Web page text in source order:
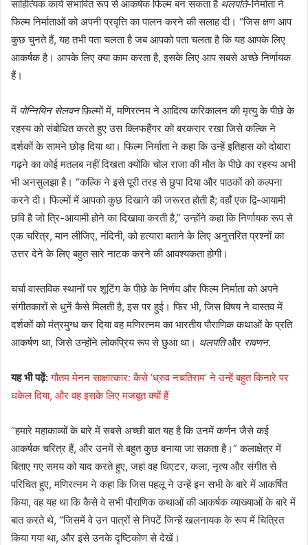
साहित्यिक कार्य संभावित रूप से आकर्षक फिल्म बन सकता है थलपति-निर्माता ने
फिल्म निर्माताओं को अपनी प्रवृत्ति का पालन करने की सलाह दी। “जिस क्षण आप
कुछ चुनते हैं, यह तभी पता चलता है जब आपको पता चलता है कि यह आपके लिए
आकर्षक है। आपके लिए क्या काम करता है, इसके लिए आप सबसे अच्छे निर्णायक
हैं।
में पोन्नियिन सेलवनफ़िल्मों में, मणिरत्नम ने आदित्य करिकालन की मृत्यु के पीछे के
रहस्य को संबोधित करते हुए उस क्लिफहैंगर को बरकरार रखा जिसे कल्कि ने
दर्शकों के सामने छोड़ दिया था। फिल्म निर्माता ने कहा कि उन्हें इतिहास को दोबारा
गढ़ने का कोई मतलब नहीं दिखता क्योंकि चोल राजा की मौत के पीछे का रहस्य अभी
भी अनसुलझा है। “कल्कि ने इसे पूरी तरह से छुपा दिया और पाठकों को कल्पना
करने दी। फिल्मों में आपको कुछ दिखाने की जरूरत होती है; वहाँ एक द्वि-आयामी
छवि है जो त्रि-आयामी होने का दिखावा करती है,” उन्होंने कहा कि निर्णायक रूप से
एक चरित्र, मान लीजिए, नंदिनी, को हत्यारा बताने के लिए अनुत्तरित प्रश्नों का
उत्तर देने के लिए बहुत सारे नाटक करने की आवश्यकता होगी।
चर्चा वास्तविक स्थानों पर शूटिंग के पीछे के निर्णय और फिल्म निर्माता को अपने
संगीतकारों से धुनें कैसे मिलती है, इस पर हुई। फिर भी, जिस विषय ने वास्तव में
दर्शकों को मंत्रमुग्ध कर दिया वह मणिरत्नम का भारतीय पौराणिक कथाओं के प्रति
आकर्षण था, जिसे उन्होंने लोकप्रिय रूप से छुआ था। थलपतिऔर रावणन.
यह भी पढ़ें:गौतम मेनन साक्षात्कार: कैसे ‘ध्रुव नचतिराम’ ने उन्हें बहुत किनारे पर
धकेल दिया, और वह इसके लिए मजबूत क्यों हैं
“हमारे महाकाव्यों के बारे में सबसे अच्छी बात यह है कि उनमें कर्णन जैसे कई
आकर्षक चरित्र हैं, और उनमें से बहुत कुछ बनाया जा सकता है।” कलाक्षेत्र में
बिताए गए समय को याद करते हुए, जहां वह थिएटर, कला, नृत्य और संगीत से
परिचित हुए, मणिरत्नम ने कहा कि जिस पहलू ने उन्हें इन सभी के बारे में आकर्षित
किया, वह यह था कि कैसे वे सभी पौराणिक कथाओं की आकर्षक व्याख्याओं के बारे में
बात करते थे, “जिसमें वे उन पात्रों से निपटें जिन्हें खलनायक के रूप में चित्रित
किया गया था, और इसे उनके दृष्टिकोण से देखें।